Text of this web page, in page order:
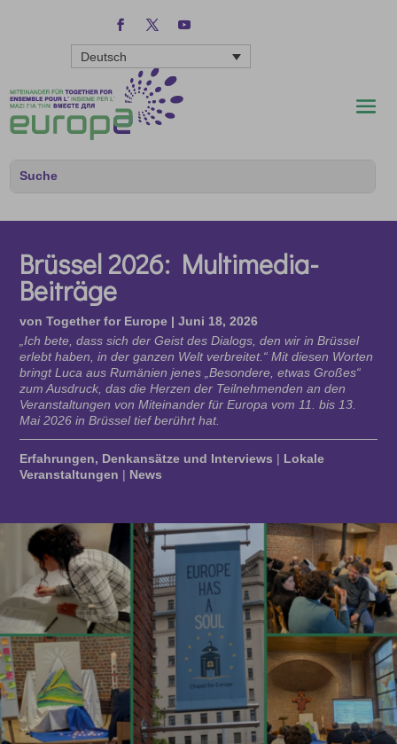
Deutsch
Brüssel 2026: Multimedia-
Beiträge
vonTogether for Europe |Juni 18, 2026
„Ich bete, dass sich der Geist des Dialogs, den wir in Brüssel
erlebt haben, in der ganzen Welt verbreitet.“ Mit diesen Worten
bringt Luca aus Rumänien jenes „Besondere, etwas Großes“
zum Ausdruck, das die Herzen der Teilnehmenden an den
Veranstaltungen von Miteinander für Europa vom 11. bis 13.
Mai 2026 in Brüssel tief berührt hat.
Erfahrungen, Denkansätze und Interviews | Lokale
Veranstaltungen | News